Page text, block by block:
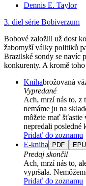
Dennis E. Taylor
3. diel série Bobiverzum
Bobové založili už dost
žabomyší války politiků
Brazilské sondy se navíc
konkurenty. A kromě
Knihabrožovaná
Vypredané
Ach, mrzí nás to, z
nemáme ju na
môžete mať šťastie
nepredali posledné
Pridať do zoznamu
E-kniha
PDF
Predaj skončil
Ach, mrzí nás to,
vypršala.
Pridať do zoznamu